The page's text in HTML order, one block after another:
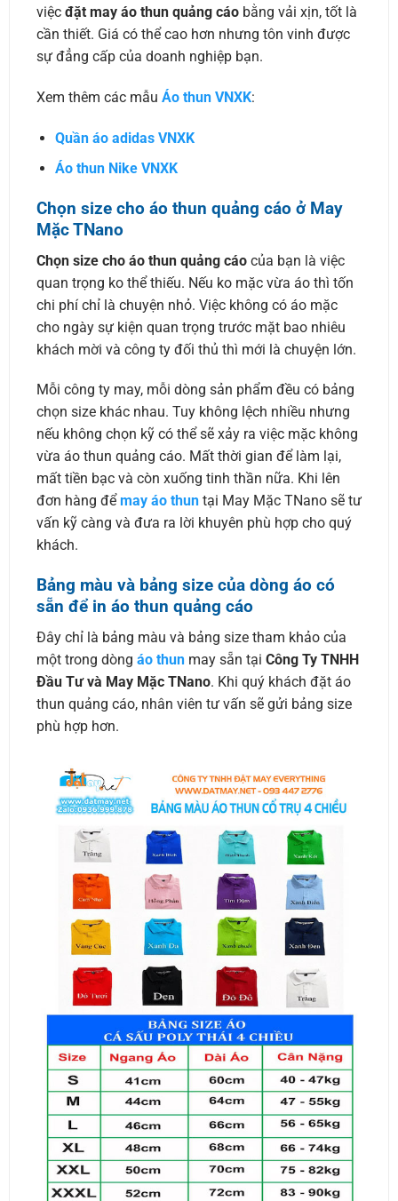
việcđặt may áo thun quảng cáobằng vải xịn, tốt là
cần thiết. Giá có thể cao hơn nhưng tôn vinh được
sự đẳng cấp của doanh nghiệp bạn.
Xem thêm các mẫu Áo thun VNXK:
Quần áo adidas VNXK
Áo thun Nike VNXK
Chọn size cho áo thun quảng cáo ở May
Mặc TNano
Chọn size cho áo thun quảng cáocủa bạn là việc
quan trọng ko thể thiếu. Nếu ko mặc vừa áo thì tốn
chi phí chỉ là chuyện nhỏ. Việc không có áo mặc
cho ngày sự kiện quan trọng trước mặt bao nhiêu
khách mời và công ty đối thủ thì mới là chuyện lớn.
Mỗi công ty may, mỗi dòng sản phẩm đều có bảng
chọn size khác nhau. Tuy không lệch nhiều nhưng
nếu không chọn kỹ có thể sẽ xảy ra việc mặc không
vừa áo thun quảng cáo. Mất thời gian để làm lại,
mất tiền bạc và còn xuống tinh thần nữa. Khi lên
đơn hàng để may áo thuntại May Mặc TNano sẽ tư
vấn kỹ càng và đưa ra lời khuyên phù hợp cho quý
khách.
Bảng màu và bảng size của dòng áo có
sẵn để in áo thun quảng cáo
Đây chỉ là bảng màu và bảng size tham khảo của
một trong dòng áo thunmay sẵn tại Công Ty TNHH
Đầu Tư và May Mặc TNano. Khi quý khách đặt áo
thun quảng cáo, nhân viên tư vấn sẽ gửi bảng size
phù hợp hơn.